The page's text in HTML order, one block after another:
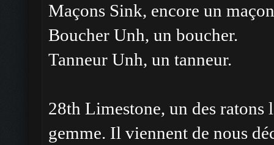
Maçons Sink, encore un
Boucher Unh, un boucher.
Tanneur Unh, un tanneur.
28th Limestone, un des ratons
gemme. Il viennent de nous